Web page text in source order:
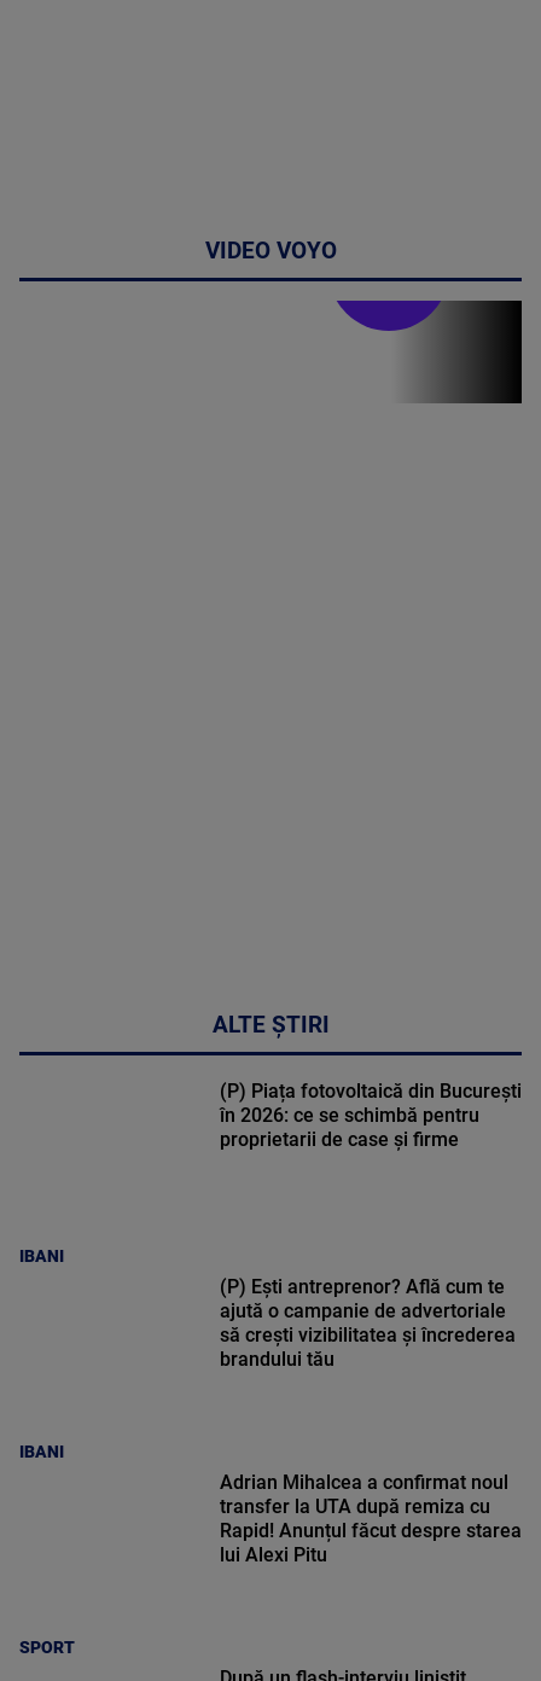
VIDEO VOYO
ALTE ȘTIRI
IBANI
(P) Piața fotovoltaică din București
în 2026: ce se schimbă pentru
proprietarii de case și firme
IBANI
(P) Ești antreprenor? Află cum te
ajută o campanie de advertoriale
să crești vizibilitatea și încrederea
brandului tău
SPORT
Adrian Mihalcea a confirmat noul
transfer la UTA după remiza cu
Rapid! Anunțul făcut despre starea
lui Alexi Pitu